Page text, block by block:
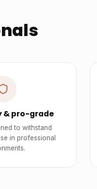
& pro-grade
to withstand
in professional